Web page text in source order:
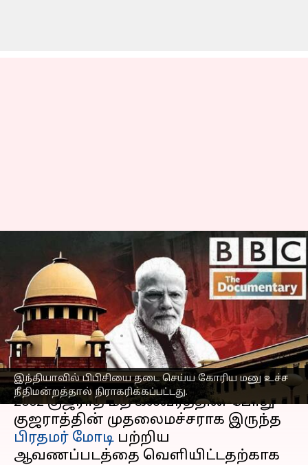
இந்தியாவில் பிபிசியை தடை செய்ய கோரிய மனு உச்ச
நீதிமன்றத்தால் நிராகரிக்கப்பட்டது.
பிபிசியை தடை செய்ய
கோரிய மனுவை
நிராகரித்தது உச்ச
நீதிமன்றம்
எழுதியவர் Sindhuja SM Feb 10, 2023 03:22 pm
செய்தி முன்னோட்டம்
2002 குஜராத் மத கலவரத்தின் போது
குஜராத்தின் முதலைமச்சராக இருந்த
பிரதமர் மோடி பற்றிய
ஆவணப்படத்தை வெளியிட்டதற்காக